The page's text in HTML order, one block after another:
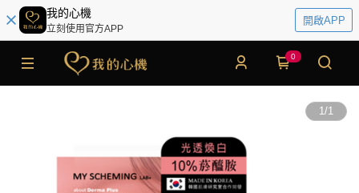
我的心機
立刻使用官方APP
開啟APP
0
1/1